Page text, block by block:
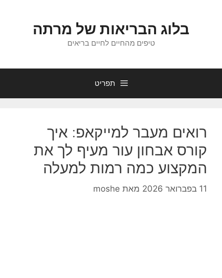
בלוג הבריאות של מרתה
טיפים מהחיים לחיים בריאים
תפריט
רואים מעבר למייקאפ: איך
קורס אבחון עור מעיף לך את
המקצוע כמה רמות למעלה
11 בפברואר 2026 מאת moshe